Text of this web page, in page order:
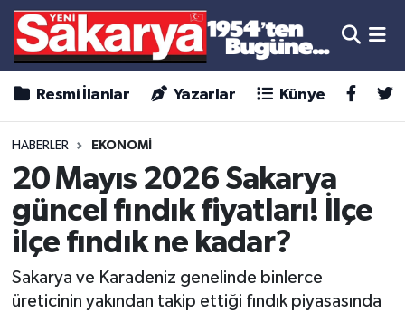
Resmi İlanlar Yazarlar Künye
HABERLER EKONOMİ
20 Mayıs 2026 Sakarya
güncel fındık fiyatları! İlçe
ilçe fındık ne kadar?
Sakarya ve Karadeniz genelinde binlerce
üreticinin yakından takip ettiği fındık piyasasında